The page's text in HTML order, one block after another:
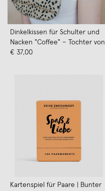
Dinkelkissen für Schulter und
Nacken "Coffee" – Tochter von
Walter
€ 37,00
Kartenspiel für Paare | Bunter